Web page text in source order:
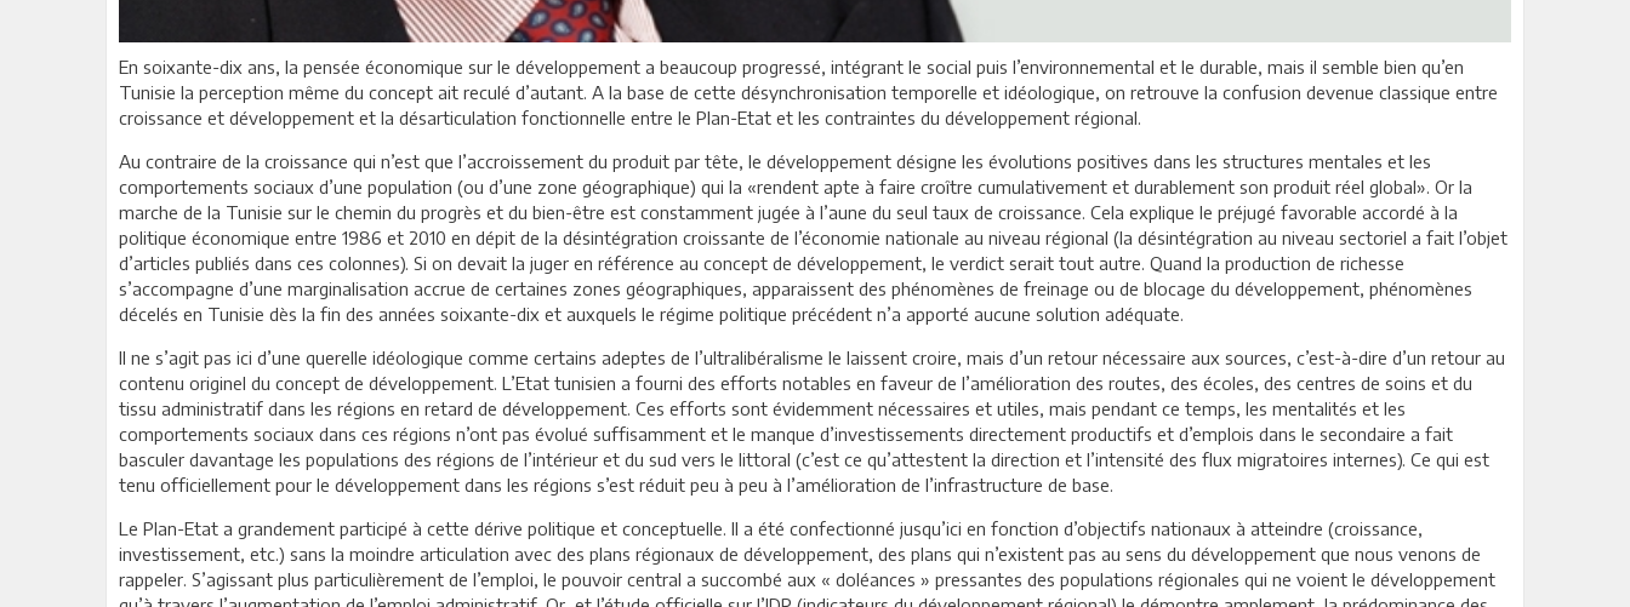
En soixante-dix ans, la pensée économique sur le développement a beaucoup progressé, intégrant le social puis l’environnemental et le durable, mais il semble bien qu’en
Tunisie la perception même du concept ait reculé d’autant. A la base de cette désynchronisation temporelle et idéologique, on retrouve la confusion devenue classique entre
croissance et développement et la désarticulation fonctionnelle entre le Plan-Etat et les contraintes du développement régional.
Au contraire de la croissance qui n’est que l’accroissement du produit par tête, le développement désigne les évolutions positives dans les structures mentales et les
comportements sociaux d’une population (ou d’une zone géographique) qui la «rendent apte à faire croître cumulativement et durablement son produit réel global». Or la
marche de la Tunisie sur le chemin du progrès et du bien-être est constamment jugée à l’aune du seul taux de croissance. Cela explique le préjugé favorable accordé à la
politique économique entre 1986 et 2010 en dépit de la désintégration croissante de l’économie nationale au niveau régional (la désintégration au niveau sectoriel a fait l’objet
d’articles publiés dans ces colonnes). Si on devait la juger en référence au concept de développement, le verdict serait tout autre. Quand la production de richesse
s’accompagne d’une marginalisation accrue de certaines zones géographiques, apparaissent des phénomènes de freinage ou de blocage du développement, phénomènes
décelés en Tunisie dès la fin des années soixante-dix et auxquels le régime politique précédent n’a apporté aucune solution adéquate.
Il ne s’agit pas ici d’une querelle idéologique comme certains adeptes de l’ultralibéralisme le laissent croire, mais d’un retour nécessaire aux sources, c’est-à-dire d’un retour au
contenu originel du concept de développement. L’Etat tunisien a fourni des efforts notables en faveur de l’amélioration des routes, des écoles, des centres de soins et du
tissu administratif dans les régions en retard de développement. Ces efforts sont évidemment nécessaires et utiles, mais pendant ce temps, les mentalités et les
comportements sociaux dans ces régions n’ont pas évolué suffisamment et le manque d’investissements directement productifs et d’emplois dans le secondaire a fait
basculer davantage les populations des régions de l’intérieur et du sud vers le littoral (c’est ce qu’attestent la direction et l’intensité des flux migratoires internes). Ce qui est
tenu officiellement pour le développement dans les régions s’est réduit peu à peu à l’amélioration de l’infrastructure de base.
Le Plan-Etat a grandement participé à cette dérive politique et conceptuelle. Il a été confectionné jusqu’ici en fonction d’objectifs nationaux à atteindre (croissance,
investissement, etc.) sans la moindre articulation avec des plans régionaux de développement, des plans qui n’existent pas au sens du développement que nous venons de
rappeler. S’agissant plus particulièrement de l’emploi, le pouvoir central a succombé aux « doléances » pressantes des populations régionales qui ne voient le développement